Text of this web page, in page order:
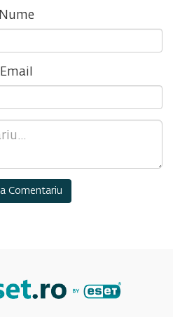
Nume
Email